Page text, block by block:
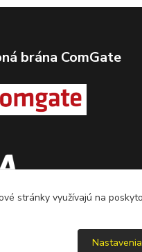
brána ComGate
stránky využívajú na
Nastavenia